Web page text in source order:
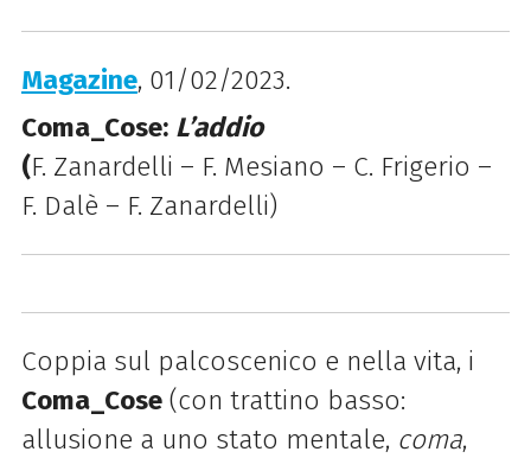
Magazine, 01/02/2023.
Coma_Cose: L’addio
(F. Zanardelli – F. Mesiano – C. Frigerio –
F. Dalè – F. Zanardelli)
Coppia sul palcoscenico e nella vita, i
Coma_Cose(con trattino basso:
allusione a uno stato mentale, coma,